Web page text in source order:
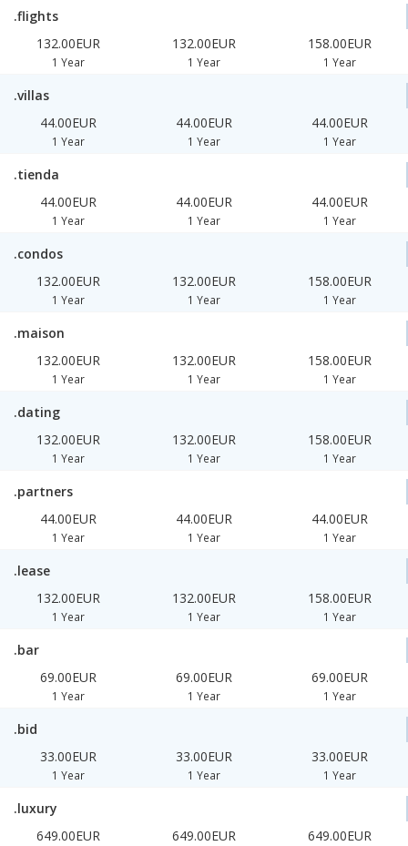
.flights
132.00EUR
1 Year
132.00EUR
1 Year
158.00EUR
1 Year
.villas
44.00EUR
1 Year
44.00EUR
1 Year
44.00EUR
1 Year
.tienda
44.00EUR
1 Year
44.00EUR
1 Year
44.00EUR
1 Year
.condos
132.00EUR
1 Year
132.00EUR
1 Year
158.00EUR
1 Year
.maison
132.00EUR
1 Year
132.00EUR
1 Year
158.00EUR
1 Year
.dating
132.00EUR
1 Year
132.00EUR
1 Year
158.00EUR
1 Year
.partners
44.00EUR
1 Year
44.00EUR
1 Year
44.00EUR
1 Year
.lease
132.00EUR
1 Year
132.00EUR
1 Year
158.00EUR
1 Year
.bar
69.00EUR
1 Year
69.00EUR
1 Year
69.00EUR
1 Year
.bid
33.00EUR
1 Year
33.00EUR
1 Year
33.00EUR
1 Year
.luxury
649.00EUR
649.00EUR 649.00EUR